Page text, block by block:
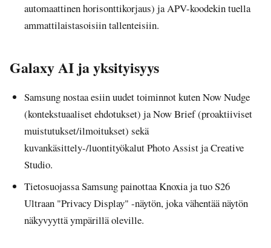
automaattinen horisonttikorjaus) ja APV-koodekin tuella
ammattilaistasoisiin tallenteisiin.
Galaxy AI ja yksityisyys
Samsung nostaa esiin uudet toiminnot kuten Now Nudge
(kontekstuaaliset ehdotukset) ja Now Brief (proaktiiviset
muistutukset/ilmoitukset) sekä
kuvankäsittely-/luontityökalut Photo Assist ja Creative
Studio.
Tietosuojassa Samsung painottaa Knoxia ja tuo S26
Ultraan "Privacy Display" -näytön, joka vähentää näytön
näkyvyyttä ympärillä oleville.